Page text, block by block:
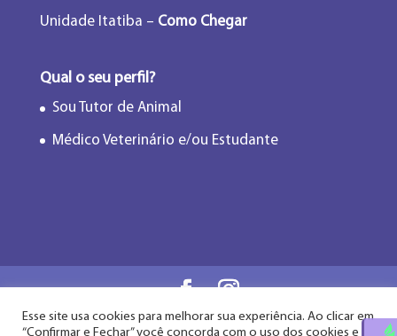
Unidade Itatiba – Como Chegar
Qual o seu perfil?
Sou Tutor de Animal
Médico Veterinário e/ou Estudante
Flor de Lótus Acupuntura Veterinária® - Desde
Esse site usa cookies para melhorar sua experiência. Ao clicar em
“Confirmar e Fechar” você concorda com o uso dos cookies e